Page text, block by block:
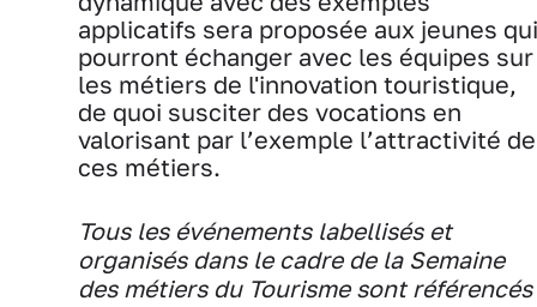
applicatifs sera proposée aux jeunes qui
pourront échanger avec les équipes sur
les métiers de l'innovation touristique,
de quoi susciter des vocations en
valorisant par l’exemple l’attractivité de
ces métiers.
Tous les événements labellisés et
organisés dans le cadre de la Semaine
des métiers du Tourisme sont référencés